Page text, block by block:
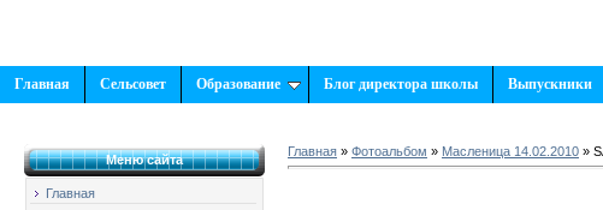
Главная Сельсовет Образование Блог директора школы Выпускники
Меню сайта
Главная
Главная » Фотоальбом » Масленица 14.02.2010 »